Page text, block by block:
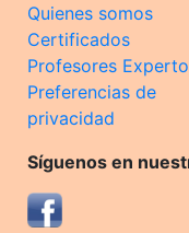
Quienes somos
Certificados
Profesores
Preferencias de
privacidad
Síguenos en